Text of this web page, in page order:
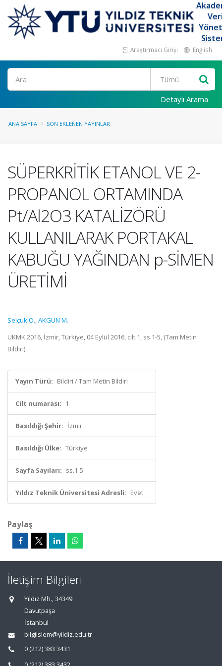
Araştırmacı Girişi English
Ara
Detaylı Arama
ANA SAYFA SON EKLENEN YAYINLAR
SÜPERKRİTİK ETANOL VE 2-
PROPANOL ORTAMINDA
Pt/Al2O3 KATALİZÖRÜ
KULLANILARAK PORTAKAL
KABUĞU YAĞINDAN p-SİMEN
ÜRETİMİ
Selçuk Ö.,AKGÜN M.
UKMK 2016, İzmir, Türkiye, 04 Eylül 2016, cilt.1, ss.1-5, (Tam Metin
Bildiri)
Yayın Türü: Bildiri / Tam Metin Bildiri
Cilt numarası: 1
Basıldığı Şehir: İzmir
Basıldığı Ülke: Türkiye
Sayfa Sayıları: ss.1-5
Yıldız Teknik Üniversitesi Adresli: Evet
Paylaş
İletişim Bilgileri
Yıldız Mh., 34349
Davutpaşa
İstanbul
bilgiislem@yildiz.edu.tr
0 (212) 383 3431